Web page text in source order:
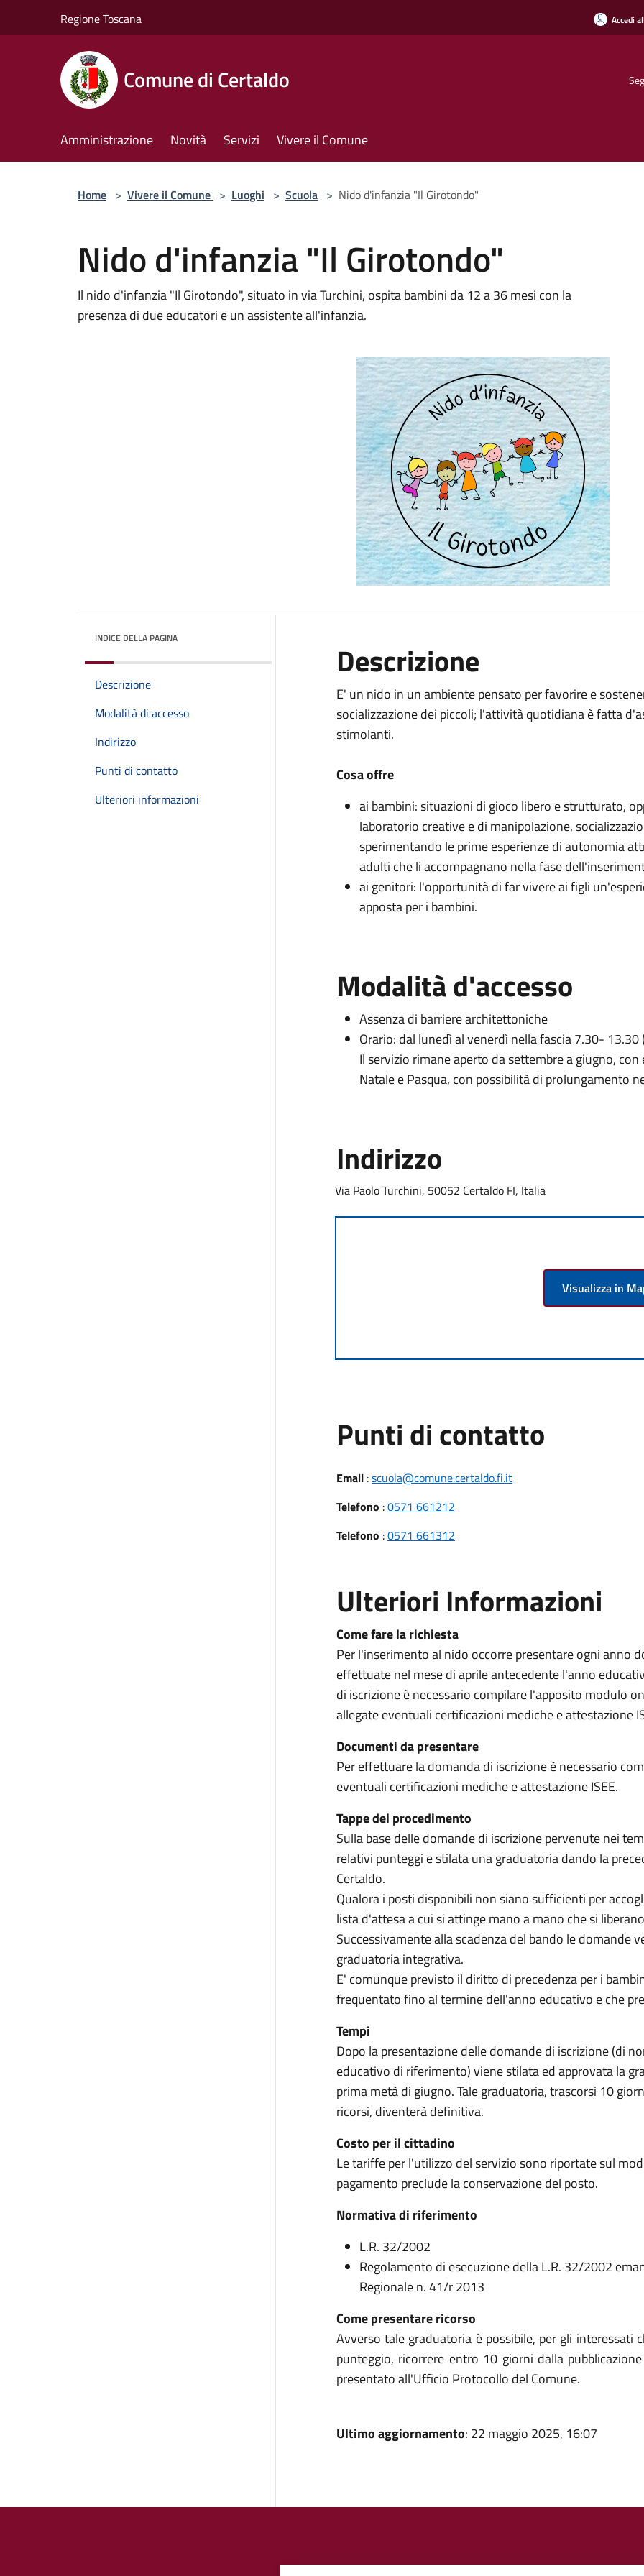
Regione Toscana Accedi
Comune di Certaldo
Amministrazione Novità Servizi Vivere il Comune
Home > Vivere il Comune > Luoghi > Scuola > Nido d'infanzia "Il Girotondo"
Nido d'infanzia "Il Girotondo"
Il nido d'infanzia "Il Girotondo", situato in via Turchini, ospita bambini da 12 a 36 mesi con la
presenza di due educatori e un assistente all'infanzia.
INDICE DELLA PAGINA
Descrizione
Modalità di accesso
Indirizzo
Punti di contatto
Ulteriori informazioni
Descrizione
E' un nido in un ambiente pensato per favorire e
socializzazione dei piccoli; l'attività quotidiana è fatta
stimolanti.
Cosa offre
ai bambini: situazioni di gioco libero e strutturato,
laboratorio creative e di manipolazione,
sperimentando le prime esperienze di autonomia
adulti che li accompagnano nella fase
ai genitori: l'opportunità di far vivere ai figli
apposta per i bambini.
Modalità d'accesso
Assenza di barriere architettoniche
Orario: dal lunedì al venerdì nella fascia 7.30-
Il servizio rimane aperto da settembre a giugno,
Natale e Pasqua, con possibilità di prolungamento
Indirizzo
Via Paolo Turchini, 50052 Certaldo FI, Italia
Visualizza in
Punti di contatto
Email:scuola@comune.certaldo.fi.it
Telefono :0571 661212
Telefono :0571 661312
Ulteriori Informazioni
Come fare la richiesta
Per l'inserimento al nido occorre presentare ogni anno
effettuate nel mese di aprile antecedente l'anno
di iscrizione è necessario compilare l'apposito modulo
allegate eventuali certificazioni mediche e attestazione
Documenti da presentare
Per effettuare la domanda di iscrizione è necessario
eventuali certificazioni mediche e attestazione ISEE.
Tappe del procedimento
Sulla base delle domande di iscrizione pervenute nei
relativi punteggi e stilata una graduatoria dando la
Certaldo.
Qualora i posti disponibili non siano sufficienti per
lista d'attesa a cui si attinge mano a mano che si
Successivamente alla scadenza del bando le domande
graduatoria integrativa.
E' comunque previsto il diritto di precedenza per i
frequentato fino al termine dell'anno educativo e che
Tempi
Dopo la presentazione delle domande di iscrizione (di
educativo di riferimento) viene stilata ed approvata la
prima metà di giugno. Tale graduatoria, trascorsi 10
ricorsi, diventerà definitiva.
Costo per il cittadino
Le tariffe per l'utilizzo del servizio sono riportate sul
pagamento preclude la conservazione del posto.
Normativa di riferimento
L.R. 32/2002
Regolamento di esecuzione della L.R. 32/2002
Regionale n. 41/r 2013
Come presentare ricorso
Avverso tale graduatoria è possibile, per gli interessati
punteggio, ricorrere entro 10 giorni dalla
presentato all'Ufficio Protocollo del Comune.
Ultimo aggiornamento: 22 maggio 2025, 16:07